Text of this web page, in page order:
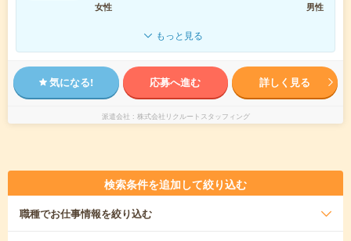
女性
男性
もっと見る
気になる! 応募へ進む 詳しく見る
派遣会社 株式会社リクルートスタッフィング
検索条件を追加して絞り込む
職種でお仕事情報を絞り込む